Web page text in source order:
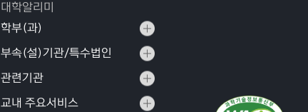
대학알리미
학부(과)
부속(설)기관/특수법인
관련기관
교내 주요서비스